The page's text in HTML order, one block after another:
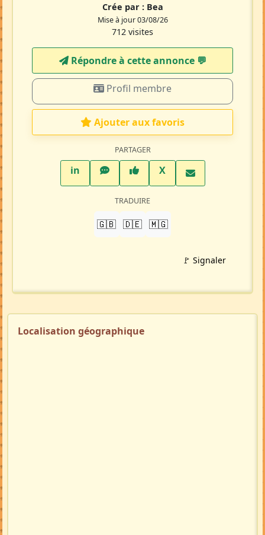
Crée par : Bea
Mise à jour 03/08/26
712 visites
Répondre à cette annonce 💬​
Profil membre
Ajouter aux favoris
PARTAGER
inLinkedInWhatsAppFacebook
XTwitter X
TRADUIRE
🇬🇧 🇩🇪 🇲🇬
🚩 Signaler
Localisation géographique